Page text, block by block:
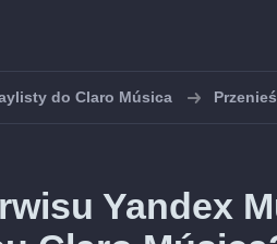
do Claro Música
Yandex